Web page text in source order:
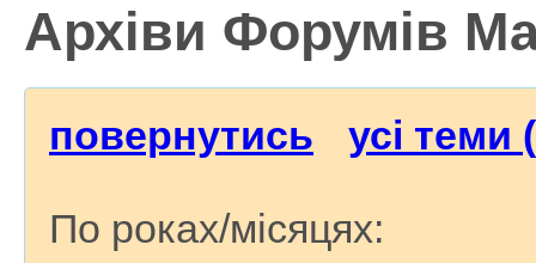
Архіви Форумів
повернутись усі теми
По роках/місяцях: